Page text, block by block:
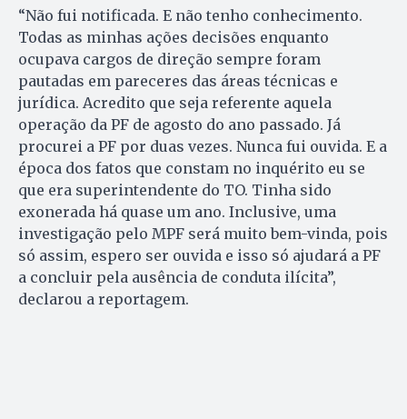
“Não fui notificada. E não tenho conhecimento.
Todas as minhas ações decisões enquanto
ocupava cargos de direção sempre foram
pautadas em pareceres das áreas técnicas e
jurídica. Acredito que seja referente aquela
operação da PF de agosto do ano passado. Já
procurei a PF por duas vezes. Nunca fui ouvida. E a
época dos fatos que constam no inquérito eu se
que era superintendente do TO. Tinha sido
exonerada há quase um ano. Inclusive, uma
investigação pelo MPF será muito bem-vinda, pois
só assim, espero ser ouvida e isso só ajudará a PF
a concluir pela ausência de conduta ilícita”,
declarou a reportagem.